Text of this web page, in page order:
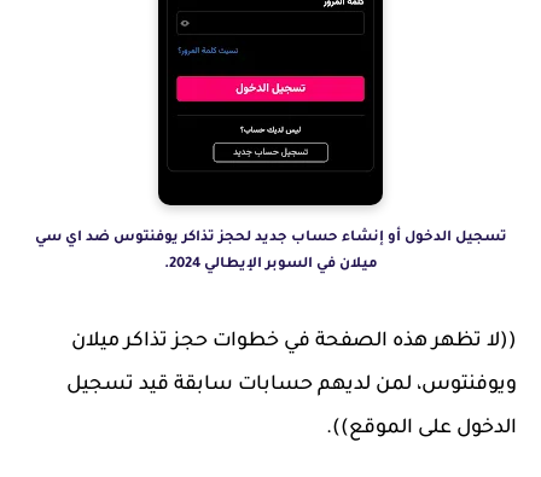
تسجيل الدخول أو إنشاء حساب جديد لحجز تذاكر يوفنتوس ضد اي سي
ميلان في السوبر الإيطالي 2024.
((لا تظهر هذه الصفحة في خطوات حجز تذاكر ميلان
ويوفنتوس، لمن لديهم حسابات سابقة قيد تسجيل
الدخول على الموقع)).